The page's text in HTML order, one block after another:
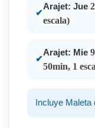
Arajet: Jue
escala)
Arajet: Mie
50min, 1
Incluye